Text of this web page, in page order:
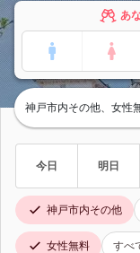
あ
神戸市内その他、女性
今日 明日
神戸市内その他
女性無料 すべ